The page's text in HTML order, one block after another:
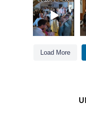
Party pur mit
mit den besten
Hits für Jung
und Alt...
0
Load More